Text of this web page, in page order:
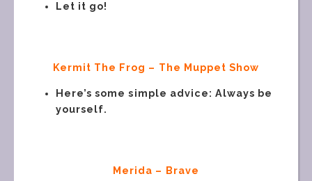
Let it go!
Kermit The Frog – The Muppet Show
Here’s some simple advice: Always be
yourself.
Merida – Brave